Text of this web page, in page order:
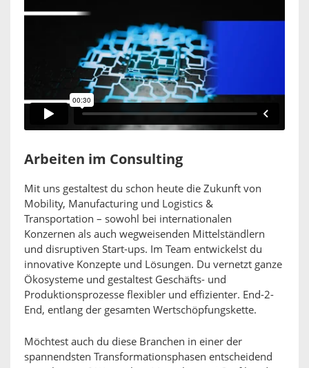
Arbeiten im Consulting
Mit uns gestaltest du schon heute die Zukunft von
Mobility, Manufacturing und Logistics &
Transportation – sowohl bei internationalen
Konzernen als auch wegweisenden Mittelständlern
und disruptiven Start-ups. Im Team entwickelst du
innovative Konzepte und Lösungen. Du vernetzt ganze
Ökosysteme und gestaltest Geschäfts- und
Produktionsprozesse flexibler und effizienter. End-2-
End, entlang der gesamten Wertschöpfungskette.
Möchtest auch du diese Branchen in einer der
spannendsten Transformationsphasen entscheidend